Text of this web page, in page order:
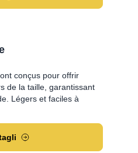
conçus pour offrir
de la taille, garantissant
Légers et faciles à